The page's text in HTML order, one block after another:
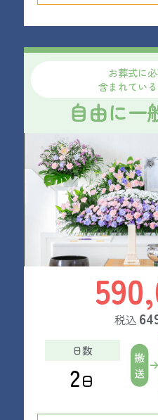
お葬式に
含まれてい
自由に一
税込
日数
2日